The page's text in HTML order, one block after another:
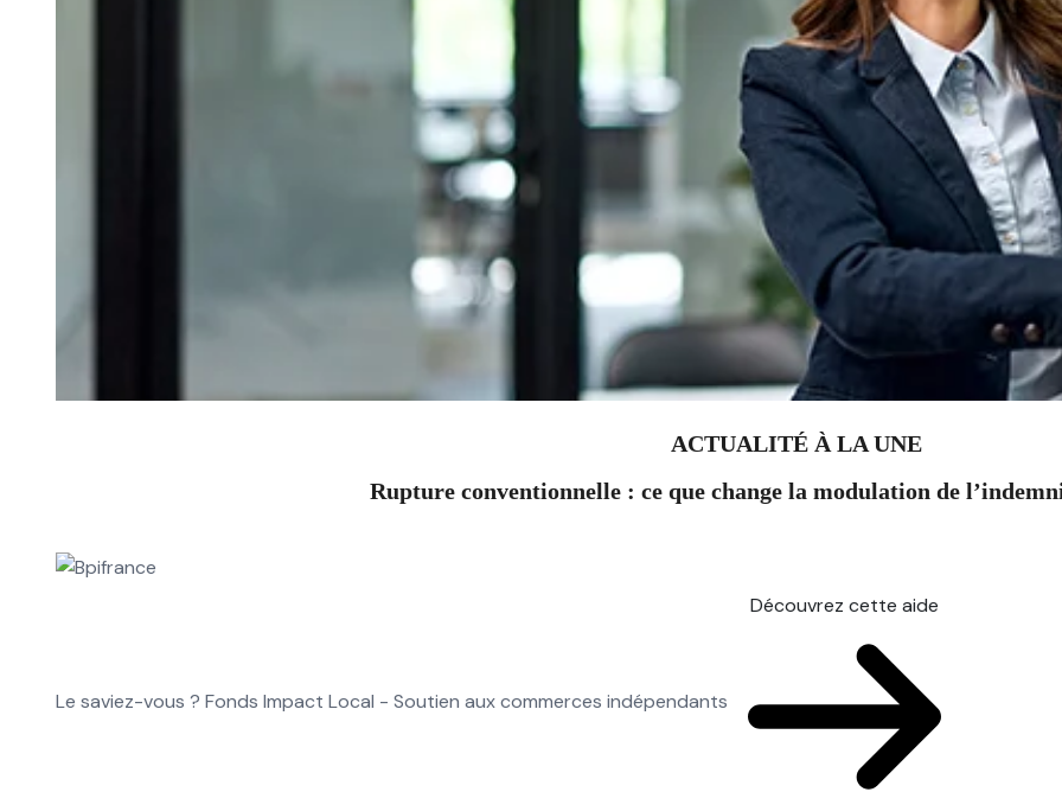
ACTUALITÉ À LA UNE
Rupture conventionnelle : ce que change la modulation de
Le saviez-vous ? Fonds Impact Local - Soutien aux commerces indépendants
Découvrez cette aide